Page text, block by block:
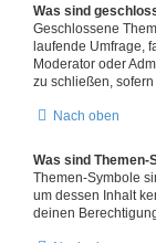
Was sind
Geschlossene
laufende Umfrage,
Moderator oder
zu schließen,
Nach oben
Was sind Themen-
Themen-Symbole
um dessen Inhalt
deinen